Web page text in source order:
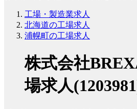
工場・製造業求人
北海道の工場求人
浦幌町の工場求人
株式会社
場求人